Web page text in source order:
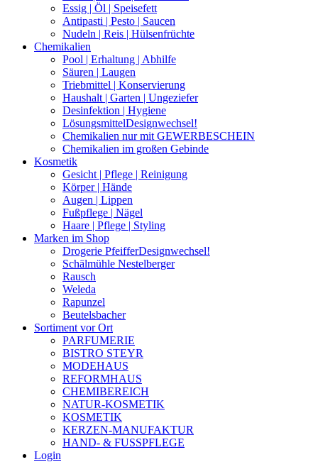
Essig | Öl | Speisefett
Antipasti | Pesto | Saucen
Nudeln | Reis | Hülsenfrüchte
Chemikalien
Pool | Erhaltung | Abhilfe
Säuren | Laugen
Triebmittel | Konservierung
Haushalt | Garten | Ungeziefer
Desinfektion | Hygiene
LösungsmittelDesignwechsel!
Chemikalien nur mit GEWERBESCHEIN
Chemikalien im großen Gebinde
Kosmetik
Gesicht | Pflege | Reinigung
Körper | Hände
Augen | Lippen
Fußpflege | Nägel
Haare | Pflege | Styling
Marken im Shop
Drogerie PfeifferDesignwechsel!
Schälmühle Nestelberger
Rausch
Weleda
Rapunzel
Beutelsbacher
Sortiment vor Ort
PARFUMERIE
BISTRO STEYR
MODEHAUS
REFORMHAUS
CHEMIBEREICH
NATUR-KOSMETIK
KOSMETIK
KERZEN-MANUFAKTUR
HAND- & FUSSPFLEGE
Login